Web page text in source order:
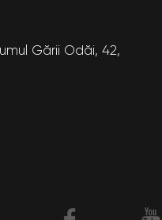
Gării Odăi, 42,